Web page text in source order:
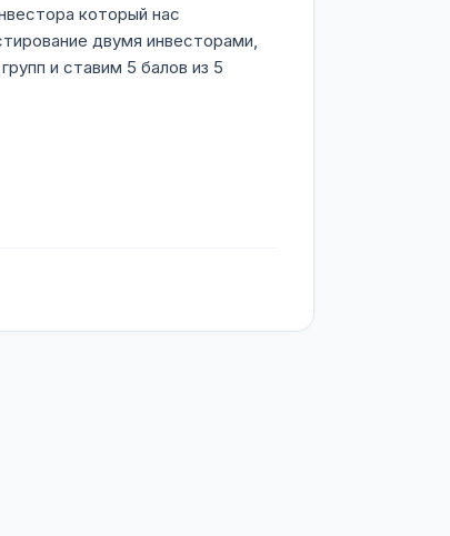
который нас
двумя инвесторами,
и ставим 5 балов из 5